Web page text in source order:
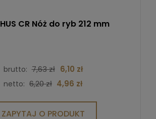
CR Nóż do ryb 212 mm
brutto: 7,63 zł 6,10 zł
netto: 6,20 zł 4,96 zł
ZAPYTAJ O PRODUKT